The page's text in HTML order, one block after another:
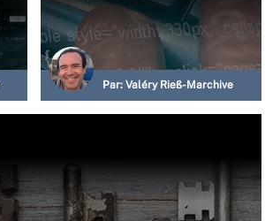
Par: Valéry Rieß-Marchive